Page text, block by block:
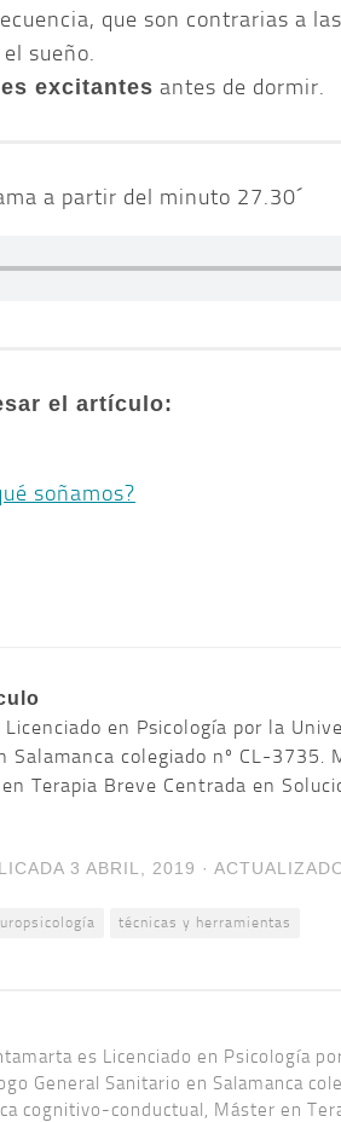
que son contrarias a
sueño.
excitantes antes de dormir.
a partir del minuto 27.30´
el artículo:
soñamos?
Licenciado en Psicología por la
Salamanca colegiado nº CL-3735.
Terapia Breve Centrada en
3 ABRIL, 2019 ·
técnicas y herramientas
es Licenciado en Psicología
General Sanitario en Salamanca
cognitivo-conductual, Máster en